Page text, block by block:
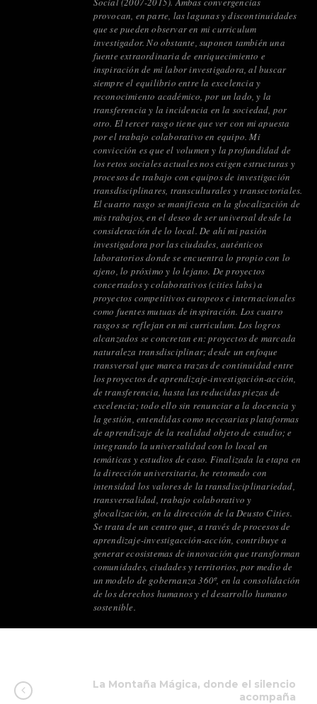
provocan, en parte, las lagunas y discontinuidades
que se pueden observar en mi curriculum
investigador. No obstante, suponen también una
fuente extraordinaria de enriquecimiento e
inspiración de mi labor investigadora, al buscar
siempre el equilibrio entre la excelencia y
reconocimiento académico, por un lado, y la
transferencia y la incidencia en la sociedad, por
otro. El tercer rasgo tiene que ver con mi apuesta
por el trabajo colaborativo en equipo. Mi
convicción es que el volumen y la profundidad de
los retos sociales actuales nos exigen estructuras y
procesos de trabajo con equipos de investigación
transdisciplinares, transculturales y transectoriales.
El cuarto rasgo se manifiesta en la glocalización de
mis trabajos, en el deseo de ser universal desde la
consideración de lo local. De ahí mi pasión
investigadora por las ciudades, auténticos
laboratorios donde se encuentra lo propio con lo
ajeno, lo próximo y lo lejano. De proyectos
concertados y colaborativos (cities labs) a
proyectos competitivos europeos e internacionales
como fuentes mutuas de inspiración. Los cuatro
rasgos se reflejan en mi curriculum. Los logros
alcanzados se concretan en: proyectos de marcada
naturaleza transdisciplinar; desde un enfoque
transversal que marca trazas de continuidad entre
los proyectos de aprendizaje-investigación-acción,
de transferencia, hasta las reducidas piezas de
excelencia; todo ello sin renunciar a la docencia y
la gestión, entendidas como necesarias plataformas
de aprendizaje de la realidad objeto de estudio; e
integrando la universalidad con lo local en
temáticas y estudios de caso. Finalizada la etapa en
la dirección universitaria, he retomado con
intensidad los valores de la transdisciplinariedad,
transversalidad, trabajo colaborativo y
glocalización, en la dirección de la Deusto Cities.
Se trata de un centro que, a través de procesos de
aprendizaje-investigacción-acción, contribuye a
generar ecosistemas de innovación que transforman
comunidades, ciudades y territorios, por medio de
un modelo de gobernanza 360º, en la consolidación
de los derechos humanos y el desarrollo humano
sostenible.
La Montaña Mágica, donde el silencio
acompaña